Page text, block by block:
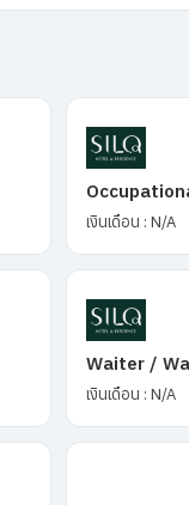
เงินเดือน : N/A
Waiter /
เงินเดือน : N/A